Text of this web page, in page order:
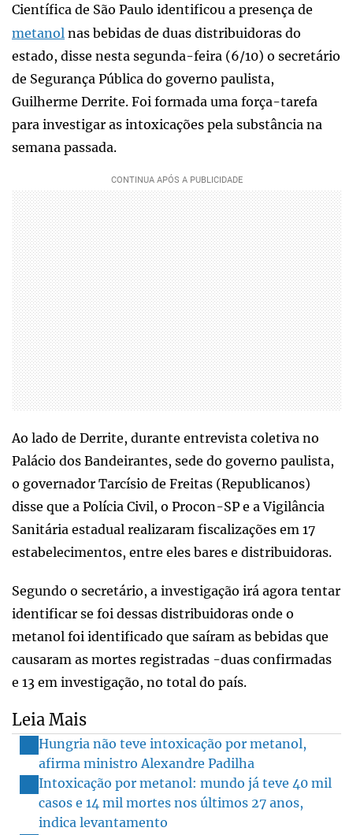
Científica de São Paulo identificou a presença de
metanol nas bebidas de duas distribuidoras do
estado, disse nesta segunda-feira (6/10) o secretário
de Segurança Pública do governo paulista,
Guilherme Derrite. Foi formada uma força-tarefa
para investigar as intoxicações pela substância na
semana passada.
Ao lado de Derrite, durante entrevista coletiva no
Palácio dos Bandeirantes, sede do governo paulista,
o governador Tarcísio de Freitas (Republicanos)
disse que a Polícia Civil, o Procon-SP e a Vigilância
Sanitária estadual realizaram fiscalizações em 17
estabelecimentos, entre eles bares e distribuidoras.
Segundo o secretário, a investigação irá agora tentar
identificar se foi dessas distribuidoras onde o
metanol foi identificado que saíram as bebidas que
causaram as mortes registradas -duas confirmadas
e 13 em investigação, no total do país.
Leia Mais
Hungria não teve intoxicação por metanol,
afirma ministro Alexandre Padilha
Intoxicação por metanol: mundo já teve 40 mil
casos e 14 mil mortes nos últimos 27 anos,
indica levantamento